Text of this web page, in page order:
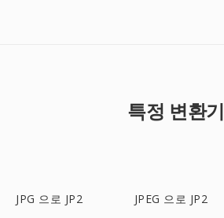
특정 변환기
JPG 으로 JP2 JPEG 으로 JP2